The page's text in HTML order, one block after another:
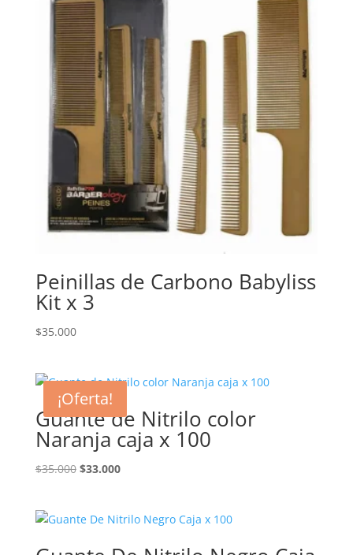
Peinillas de Carbono Babyliss
Kit x 3
$35.000
¡Oferta!
Guante de Nitrilo color
Naranja caja x 100
$35.000 El
era:
$33.000El
es: